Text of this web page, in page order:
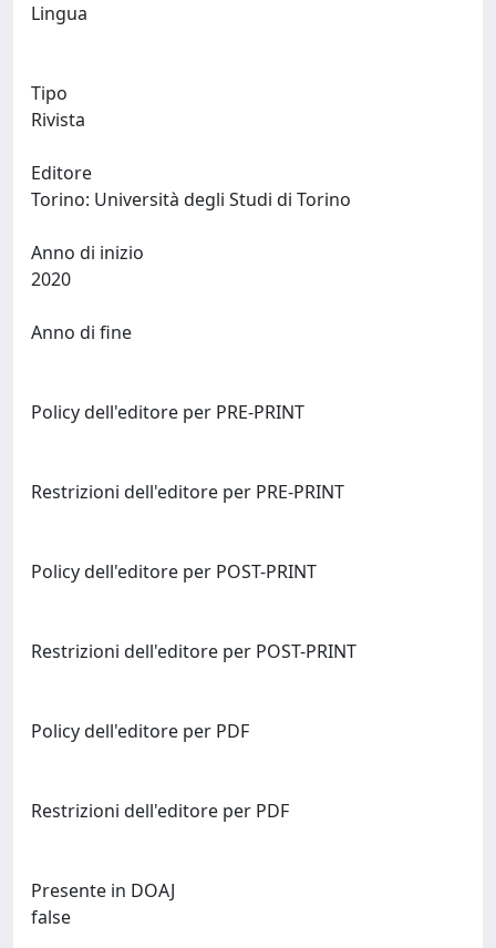
Lingua
Tipo
Rivista
Editore
Anno di inizio
Anno di fine
Policy dell'editore per PRE-PRINT
Restrizioni dell'editore per PRE-PRINT
Policy dell'editore per POST-PRINT
Restrizioni dell'editore per POST-PRINT
Policy dell'editore per PDF
Restrizioni dell'editore per PDF
Presente in DOAJ